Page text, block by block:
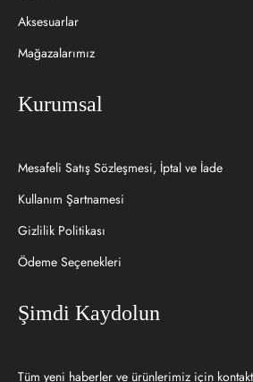
Aksesuarlar
Mağazalarımız
Kurumsal
Mesafeli Satış Sözleşmesi, İptal ve İade
Kullanım Şartnamesi
Gizlilik Politikası
Ödeme Seçenekleri
Şimdi Kaydolun
Tüm yeni haberler ve ürünlerimiz için